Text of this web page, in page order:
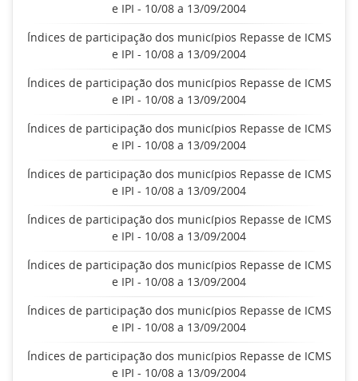
e IPI - 10/08 a 13/09/2004
Índices de participação dos municípios Repasse de ICMS
e IPI - 10/08 a 13/09/2004
Índices de participação dos municípios Repasse de ICMS
e IPI - 10/08 a 13/09/2004
Índices de participação dos municípios Repasse de ICMS
e IPI - 10/08 a 13/09/2004
Índices de participação dos municípios Repasse de ICMS
e IPI - 10/08 a 13/09/2004
Índices de participação dos municípios Repasse de ICMS
e IPI - 10/08 a 13/09/2004
Índices de participação dos municípios Repasse de ICMS
e IPI - 10/08 a 13/09/2004
Índices de participação dos municípios Repasse de ICMS
e IPI - 10/08 a 13/09/2004
Índices de participação dos municípios Repasse de ICMS
e IPI - 10/08 a 13/09/2004